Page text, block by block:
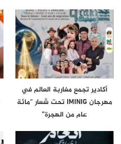
أكادير تجمع مغاربة العالم في
مهرجان IMINIG تحت شعار “مائة
عام من الهجرة”